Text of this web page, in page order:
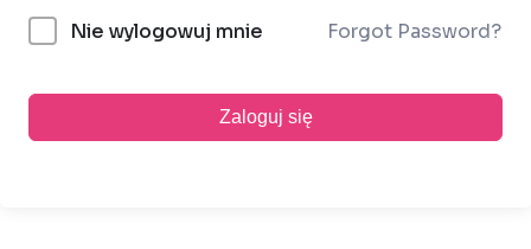
Nie wylogowuj mnie Forgot Password?
Zaloguj się